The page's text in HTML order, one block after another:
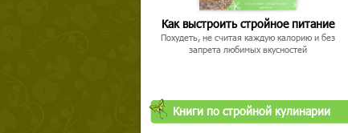
Как выстроить стройное питание
Похудеть, не считая каждую калорию и без
запрета любимых вкусностей
Книги по стройной кулинарии